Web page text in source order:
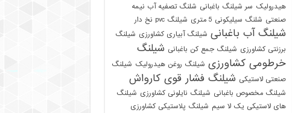
هیدرولیک سر شیلنگ باغبانی شلنگ تصفیه آب نیمه
صنعتی شلنگ سیلیکونی 5 متری شیلنگ pvc نخ دار
شیلنگ آب باغبانی شیلنگ آبیاری کشاورزی شیلنگ
برزنتی کشاورزی شیلنگ جمع کن باغبانی شیلنگ
خرطومی کشاورزی شیلنگ روغن هیدرولیک شیلنگ
صنعتی لاستیکی شیلنگ فشار قوی کارواش
شیلنگ مخصوص باغبانی شیلنگ نایلونی کشاورزی شیلنگ
های لاستیکی یک لا سیم شیلنگ پلاستیکی کشاورزی